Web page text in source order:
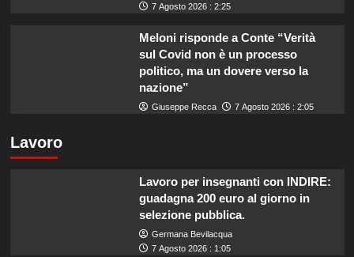
7 Agosto 2026 : 2:25
Meloni risponde a Conte “Verità
sul Covid non è un processo
politico, ma un dovere verso la
nazione”
Giuseppe Recca 7 Agosto 2026 : 2:05
Lavoro
Lavoro per insegnanti con INDIRE:
guadagna 200 euro al giorno in
selezione pubblica.
Germana Bevilacqua
7 Agosto 2026 : 1:05